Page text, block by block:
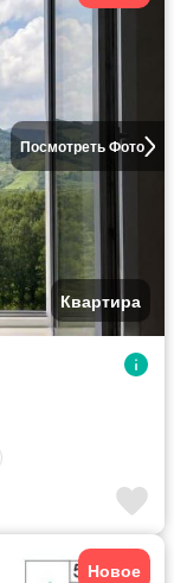
Посмотреть Фото
Квартира
Новое